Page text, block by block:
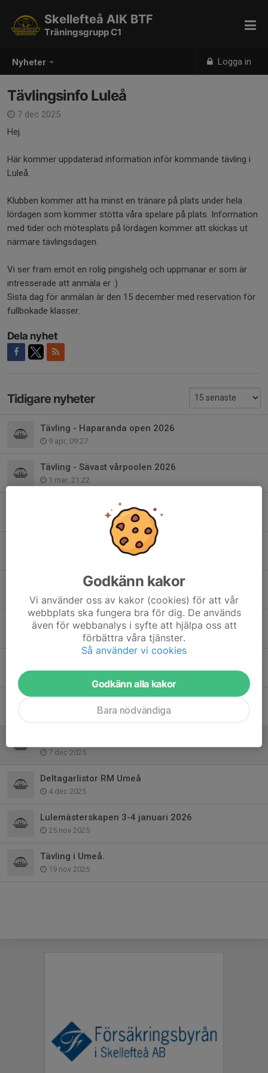
Nyheter Logga in
Skellefteå AIK BTF
Träningsgrupp C1
Tävlingsinfo Luleå
7 dec 2025
Hej.
Här kommer uppdaterad information inför kommande tävling i
Luleå.
Klubben kommer att ha minst en tränare på plats under hela
lördagen som kommer stötta våra spelare på plats. Information
med tider och mötesplats på lördagen kommer att skickas ut
närmare tävlingsdagen.
Vi ser fram emot en rolig pingishelg och uppmanar er som är
intresserade att anmäla er :)
Sista dag för anmälan är den 15 december med reservation för
fullbokade klasser.
Dela nyhet
Tidigare nyheter
Tävling - Haparanda open 2026
9 apr, 09:27
Tävling - Sävast vårpoolen 2026
1 mar, 21:22
Uppdaterade starttider Skellefteloopen
Info Skellefteloopen + deltagarlistor
Tävling - SCA open 2026
15 feb, 13:12
Tävling - Skellefteloopen 2026
18 jan, 09:29
Lulemästerskapen 3-4 januari 2026
7 dec 2025
Deltagarlistor RM Umeå
4 dec 2025
Lulemästerskapen 3-4 januari 2026
25 nov 2025
Tävling i Umeå.
19 nov 2025
Godkänn kakor
Vi använder oss av kakor (cookies) för att vår
webbplats ska fungera bra för dig. De används
även för webbanalys i syfte att hjälpa oss att
förbättra våra tjänster.
Så använder vi cookies
Godkänn alla kakor
Bara nödvändiga